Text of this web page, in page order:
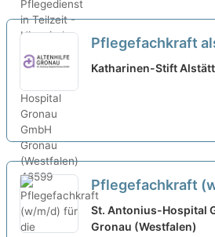
Pflegefachkraft
Katharinen-Stift
Pflegefachkraft
Intensivstation -
richtig! neu
St. Antonius-Hospital
Gronau (Westfalen)